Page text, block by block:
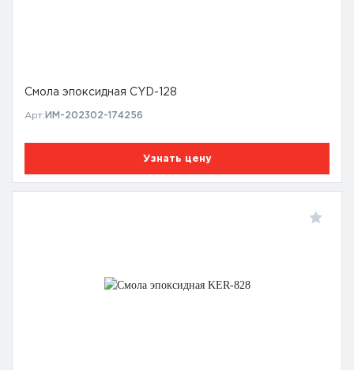
Смола эпоксидная CYD-128
Арт: ИМ-202302-174256
Узнать цену